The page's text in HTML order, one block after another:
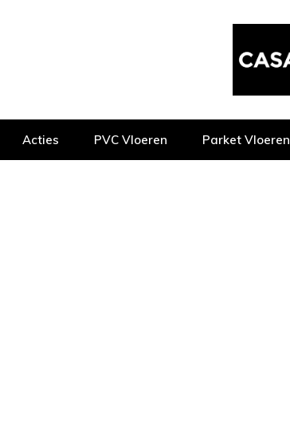
Acties PVC Vloeren Parket Vloeren